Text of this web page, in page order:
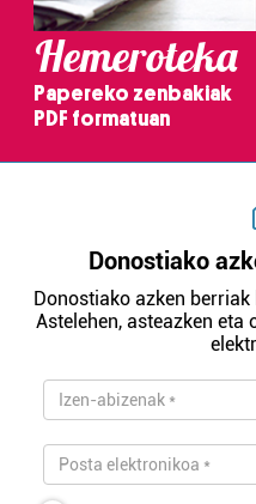
Hemeroteka
Papereko zenbakiak
PDF formatuan
Donostiako
Donostiako azken
Astelehen, asteazken